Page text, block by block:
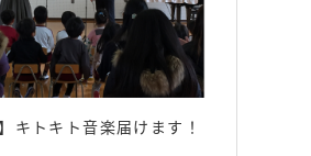
キトキト音楽届けます！